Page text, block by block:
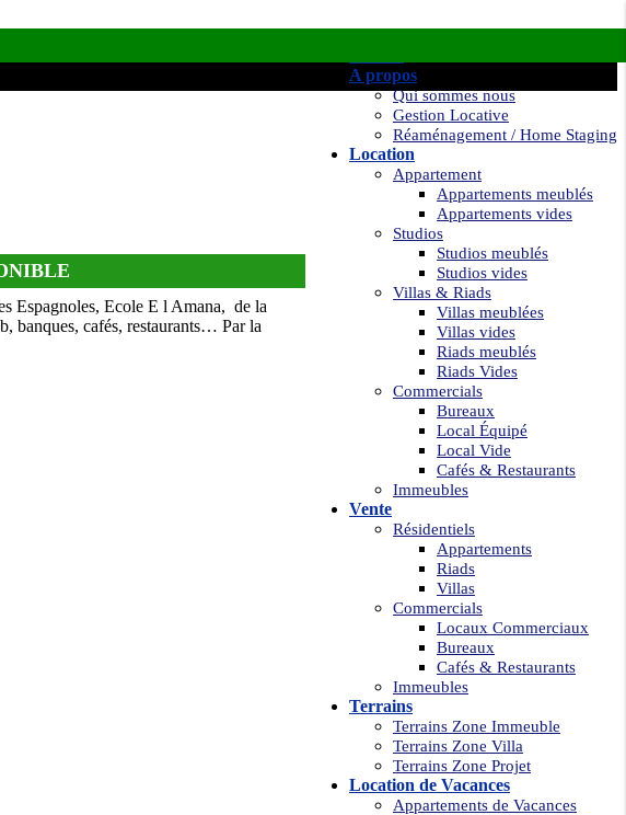
A propos
Qui sommes nous
Gestion Locative
Réaménagement / Home Staging
Location
Appartement
Appartements meublés
Appartements vides
Studios
Studios meublés
Studios vides
Villas & Riads
Villas meublées
Villas vides
Riads meublés
Riads Vides
Commercials
Bureaux
Local Équipé
Local Vide
Cafés & Restaurants
Immeubles
Vente
Résidentiels
Appartements
Riads
Villas
Commercials
Locaux Commerciaux
Bureaux
Cafés & Restaurants
Immeubles
Terrains
Terrains Zone Immeuble
Terrains Zone Villa
Terrains Zone Projet
Location de Vacances
Appartements de Vacances
Espagnoles, Ecole E l Amana, de la
banques, cafés, restaurants… Par la